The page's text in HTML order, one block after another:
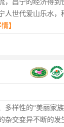
，昌宁的经济得到
人世代爱山乐水，
情】
多样性的“美丽家
杂交变异不断的发